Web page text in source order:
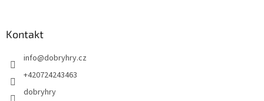
Kontakt
info@dobryhry.cz
+420724243463
dobryhry